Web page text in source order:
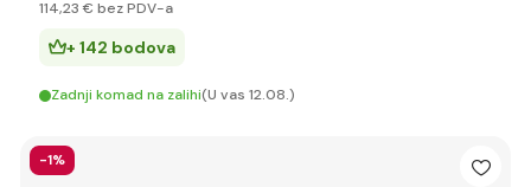
114,23 € bez PDV-a
+ 142 bodova
Zadnji komad na zalihi(U vas 12.08.)
-1%